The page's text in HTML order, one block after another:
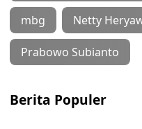
mbg Netty
Prabowo Subianto
Berita Populer